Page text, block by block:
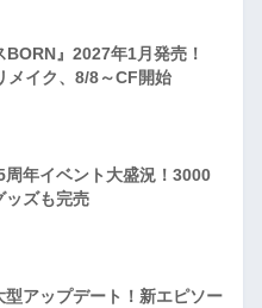
BORN』2027年1月発売！
メイク、8/8～CF開始
周年イベント大盛況！3000
ッズも完売
型アップデート！新エピソー